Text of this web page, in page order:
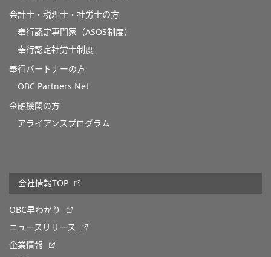
会計士・税理士・社労士の方
奉行認定専門家（ASOS制度）
奉行認定社労士制度
奉行パートナーの方
OBC Partners Net
金融機関の方
アライアンスプログラム
会社情報TOP
OBC早わかり
ニュースリリース
企業情報